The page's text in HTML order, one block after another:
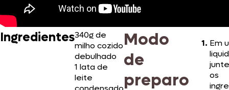
Ingredientes340g de
milho cozido
debulhado
1 lata de
leite
Modo
de
preparo
Em
os